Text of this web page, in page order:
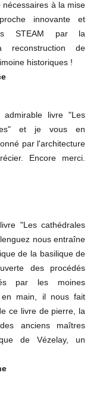
à la mise
innovante et
STEAM par la
reconstruction de
historiques !
livre "Les
et je vous en
par l'architecture
Encore merci.
"Les cathédrales
nous entraîne
de la basilique de
des procédés
par les moines
en main, il nous fait
ce livre de pierre, la
anciens maîtres
de Vézelay, un